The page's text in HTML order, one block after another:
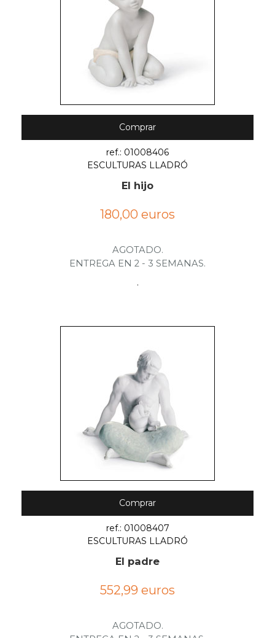
Comprar
ref.: 01008406
ESCULTURAS LLADRÓ
El hijo
180,00 euros
AGOTADO.
ENTREGA EN 2 - 3 SEMANAS.
.
Comprar
ref.: 01008407
ESCULTURAS LLADRÓ
El padre
552,99 euros
AGOTADO.